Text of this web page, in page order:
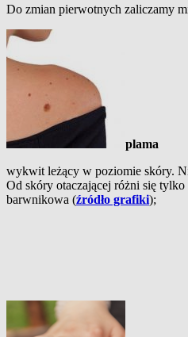
Do zmian pierwotnych zaliczamy
plama
wykwit leżący w poziomie skóry.
Od skóry otaczającej różni się
barwnikowa (źródło grafiki);